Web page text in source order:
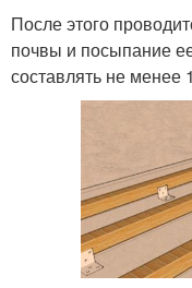
После этого
почвы и посыпание
составлять не менее